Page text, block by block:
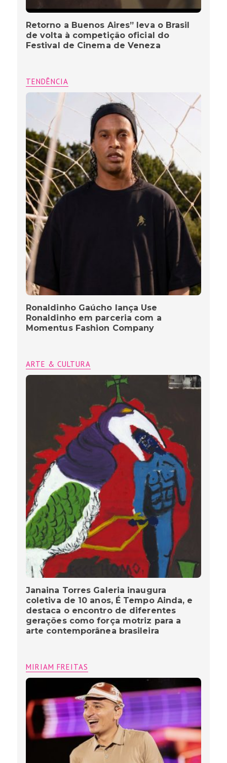
Retorno a Buenos Aires” leva o Brasil
de volta à competição oficial do
Festival de Cinema de Veneza
TENDÊNCIA
Ronaldinho Gaúcho lança Use
Ronaldinho em parceria com a
Momentus Fashion Company
ARTE & CULTURA
Janaina Torres Galeria inaugura
coletiva de 10 anos, É Tempo Ainda, e
destaca o encontro de diferentes
gerações como força motriz para a
arte contemporânea brasileira
MIRIAM FREITAS